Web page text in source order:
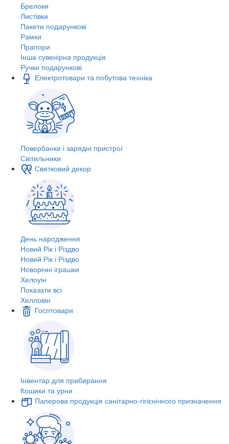
Брелоки
Листівки
Пакети подарункові
Рамки
Прапори
Інша сувенірна продукція
Ручки подарункові
Електротовари та побутова техніка
Повербанки і зарядні пристрої
Світильники
Святковий декор
День народження
Новий Рік і Різдво
Новий Рік і Різдво
Новорічні іграшки
Хелоуін
Показати всі
Хелловін
Госптовари
Інвентар для прибирання
Кошики та урни
Паперова продукція санітарно-гігієнічного призначення